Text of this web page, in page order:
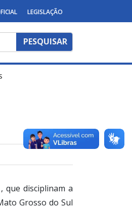
LEGISLAÇÃO
, que disciplinam a
Grosso do Sul